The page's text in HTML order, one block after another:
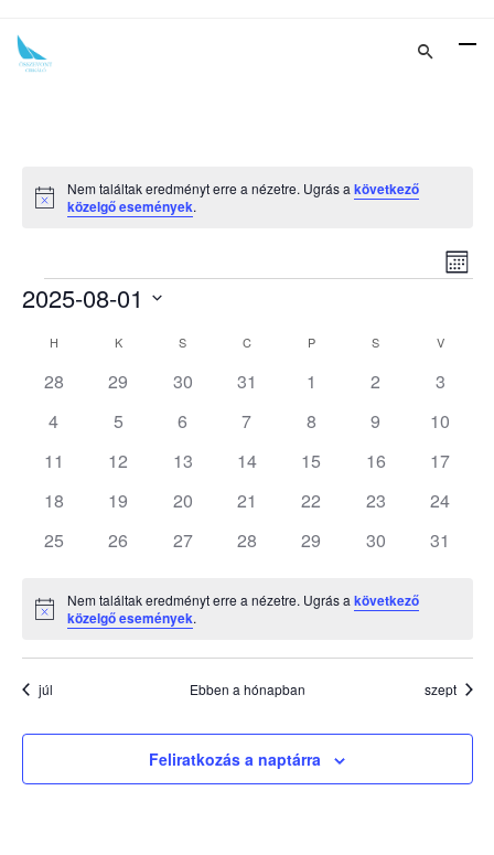
Notice
Nem találtak eredményt erre a nézetre. Ugrás akövetkező
közelgő események.
Események
2025-08-01
Események
naptár
H KKEDD S CCSÜTÖRTÖK
PPÉNTEK S SZOMBATV
0
28
0
29
0
30
0
31
0
1
0
2
0
3
0
4
0
5
0
6
0
7
0
8
0
9
0
10
0
11
0
12
0
13
0
14
0
15
0
16
0
17
0
18
0
19
0
20
0
21
0
22
0
23
0
24
0
25
0
26
0
27
0
28
0
29
0
30
0
31
Notice
Nem találtak eredményt erre a nézetre. Ugrás akövetkező
közelgő események.
júl Ebben a hónapban szept
Feliratkozás a naptárra